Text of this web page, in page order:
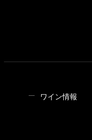
ワイン情報